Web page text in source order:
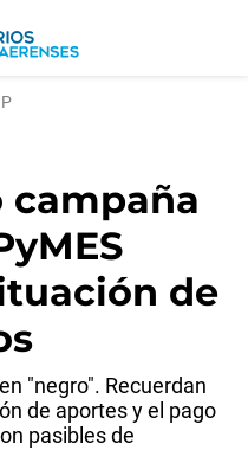
campaña
de
"negro". Recuerdan
de aportes y el pago
pasibles de